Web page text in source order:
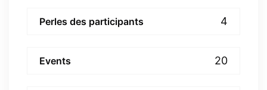
Perles des participants 4
Events 20